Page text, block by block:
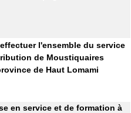
l'ensemble du service
de Moustiquaires
de Haut Lomami
en service et de formation à